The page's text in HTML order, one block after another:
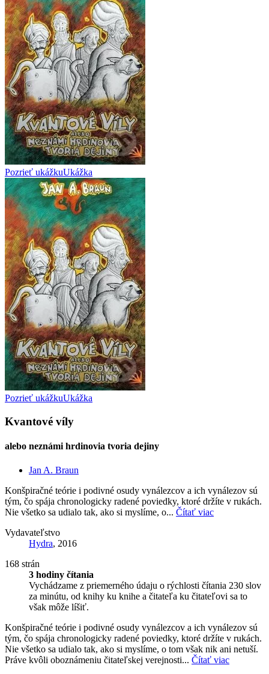
Pozrieť ukážkuUkážka
Pozrieť ukážkuUkážka
Kvantové víly
alebo neznámi hrdinovia tvoria dejiny
Jan A. Braun
Konšpiračné teórie i podivné osudy vynálezcov a ich vynálezov sú
tým, čo spája chronologicky radené poviedky, ktoré držíte v rukách.
Nie všetko sa udialo tak, ako si myslíme, o... Čítať viac
Vydavateľstvo
Hydra, 2016
168 strán
3 hodiny čítania
Vychádzame z priemerného údaju o rýchlosti čítania 230 slov
za minútu, od knihy ku knihe a čitateľa ku čitateľovi sa to
však môže líšiť.
Konšpiračné teórie i podivné osudy vynálezcov a ich vynálezov sú
tým, čo spája chronologicky radené poviedky, ktoré držíte v rukách.
Nie všetko sa udialo tak, ako si myslíme, o tom však nik ani netuší.
Práve kvôli oboznámeniu čitateľskej verejnosti... Čítať viac